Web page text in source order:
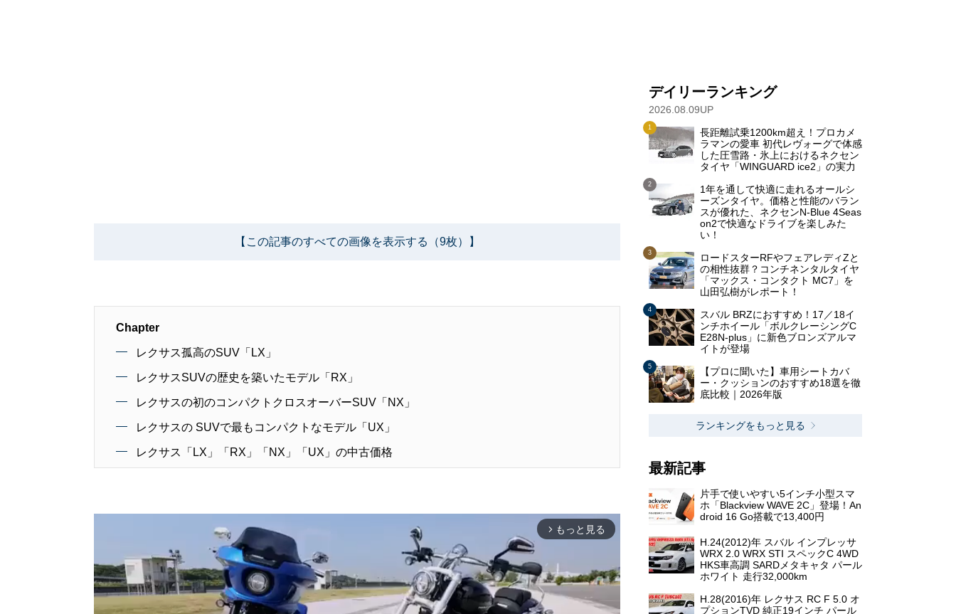
【この記事のすべての画像を表示する（9枚）】
Chapter
レクサス孤高のSUV「LX」
レクサスSUVの歴史を築いたモデル「RX」
レクサスの初のコンパクトクロスオーバーSUV「NX」
レクサスの SUVで最もコンパクトなモデル「UX」
レクサス「LX」「RX」「NX」「UX」の中古価格
arrow_forward_ios もっと見る
デイリーランキング
2026.08.09UP
長距離試乗1200km超え！プロカメ
ラマンの愛車 初代レヴォーグで体感
した圧雪路・氷上におけるネクセン
タイヤ「WINGUARD ice2」の実力
1年を通して快適に走れるオールシ
ーズンタイヤ。価格と性能のバラン
スが優れた、ネクセンN-Blue 4Seas
on2で快適なドライブを楽しみた
い！
ロードスターRFやフェアレディZと
の相性抜群？コンチネンタルタイヤ
「マックス・コンタクト MC7」を
山田弘樹がレポート！
スバル BRZにおすすめ！17／18イ
ンチホイール「ボルクレーシングC
E28N-plus」に新色ブロンズアルマ
イトが登場
【プロに聞いた】車用シートカバ
ー・クッションのおすすめ18選を徹
底比較｜2026年版
ランキングをもっと見る
最新記事
片手で使いやすい5インチ小型スマ
ホ「Blackview WAVE 2C」登場！An
droid 16 Go搭載で13,400円
H.24(2012)年 スバル インプレッサ
WRX 2.0 WRX STI スペックC 4WD
HKS車高調 SARDメタキャタ パール
ホワイト 走行32,000km
H.28(2016)年 レクサス RC F 5.0 オ
プションTVD 純正19インチ パール